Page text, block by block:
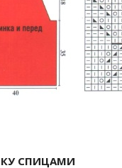
СПИЦАМИ